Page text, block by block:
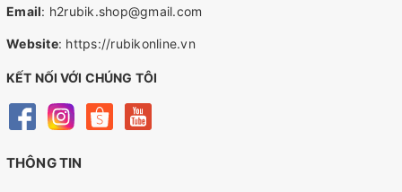
Email: h2rubik.shop@gmail.com
Website: https://rubikonline.vn
KẾT NỐI VỚI CHÚNG TÔI
THÔNG TIN